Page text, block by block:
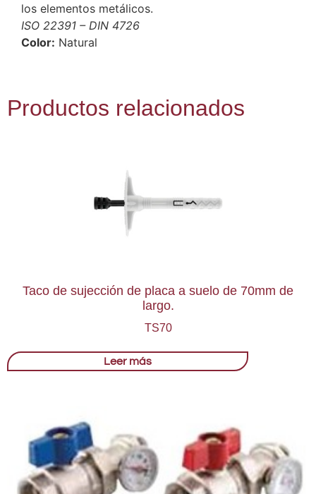
los elementos metálicos.
ISO 22391 – DIN 4726
Color: Natural
Productos relacionados
Taco de sujección de placa a suelo de 70mm de
largo.
TS70
Leer más